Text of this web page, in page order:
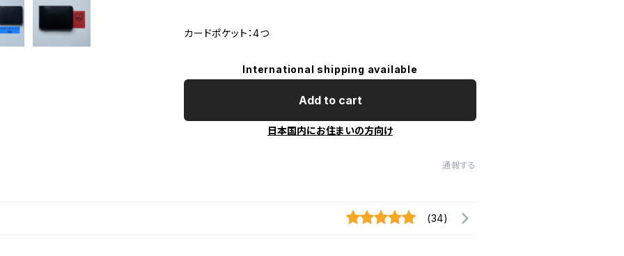
カードポケット：4つ
International shipping available
Add to cart
日本国内にお住まいの方向け
通報する
(34)